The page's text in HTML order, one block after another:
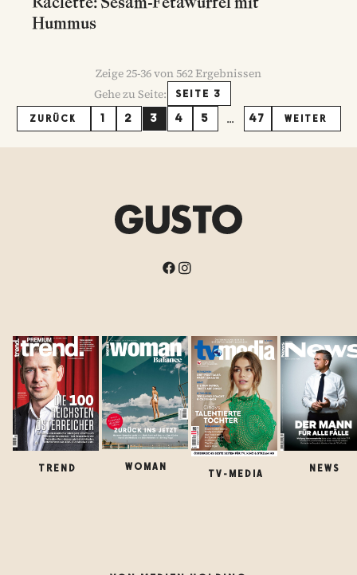
Hummus
Zeige 25-36von562Ergebnissen
Gehe zu Seite:
SEITE 3
ZURÜCK 1 2 3 4 5 ... 47 WEITER
TREND WOMAN
TV-MEDIA
NEWS